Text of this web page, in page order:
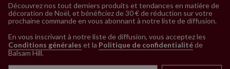
Découvrez nos tout derniers produits et tendances en matière de
décoration de Noël, et bénéficiez de 30 € de réduction sur votre
prochaine commande en vous abonnant à notre liste de diffusion.
En vous inscrivant à notre liste de diffusion, vous acceptez les
Conditions générales et la Politique de confidentialitéde
Balsam Hill.